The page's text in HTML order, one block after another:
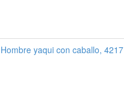
Hombre yaqui con caballo, 4217